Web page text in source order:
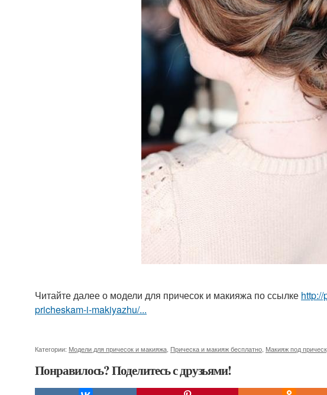
Читайте далее о модели для причесок и макияжа по ссылке
pricheskam-i-makiyazhu/...
Категории: Модели для причесок и макияжа Прическа и макияж бесплатно Макияж под
Понравилось? Поделитесь с друзьями!